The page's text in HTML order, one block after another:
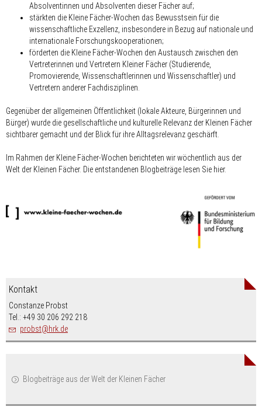
Absolventinnen und Absolventen dieser Fächer auf;
stärkten die Kleine Fächer-Wochen das Bewusstsein für die
wissenschaftliche Exzellenz, insbesondere in Bezug auf nationale und
internationale Forschungskooperationen;
förderten die Kleine Fächer-Wochen den Austausch zwischen den
Vertreterinnen und Vertretern Kleiner Fächer (Studierende,
Promovierende, Wissenschaftlerinnen und Wissenschaftler) und
Vertretern anderer Fachdisziplinen.
Gegenüber der allgemeinen Öffentlichkeit (lokale Akteure, Bürgerinnen und
Bürger) wurde die gesellschaftliche und kulturelle Relevanz der Kleinen Fächer
sichtbarer gemacht und der Blick für ihre Alltagsrelevanz geschärft.
Im Rahmen der Kleine Fächer-Wochen berichteten wir wöchentlich aus der
Welt der Kleinen Fächer. Die entstandenen Blogbeiträge lesen Sie hier.
Kontakt
Constanze Probst
Tel.: +49 30 206 292 218
probst
nospam-
hrk.de
Blogbeiträge aus der Welt der Kleinen Fächer